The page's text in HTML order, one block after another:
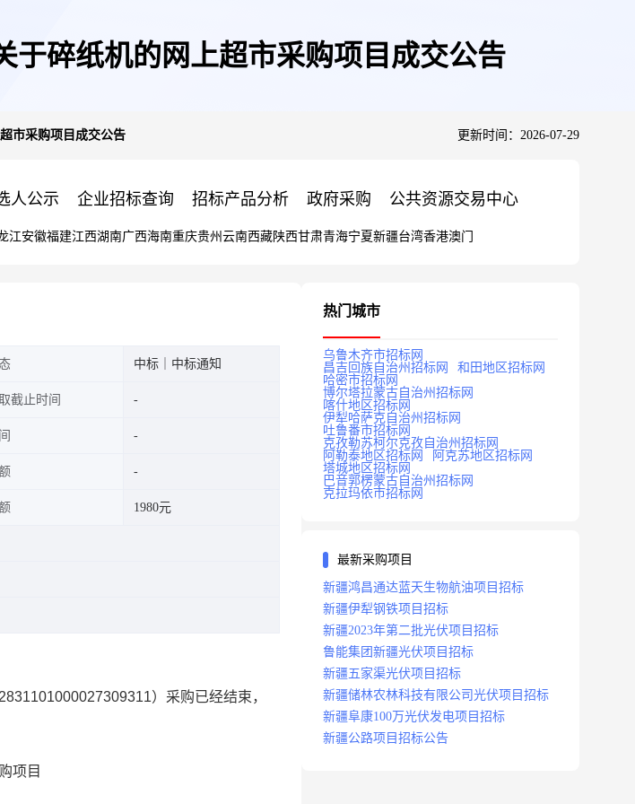
于碎纸机的网上超市采购项目成交公告
市采购项目成交公告 更新时间：2026-07-29
人公示 企业招标查询 招标产品分析 政府采购 公共资源交易中心
江安徽福建江西湖南广西海南重庆贵州 云南西藏陕西甘肃青海宁夏新疆台湾香港澳门
中标｜中标通知
截止时间
1980元
2831101000027309311）采购已经结束，
项目
热门城市
乌鲁木齐市招标网
昌吉回族自治州招标网
和田地区招标网
哈密市招标网
博尔塔拉蒙古自治州招标网
喀什地区招标网
伊犁哈萨克自治州招标网
吐鲁番市招标网
克孜勒苏柯尔克孜自治州招标网
阿勒泰地区招标网
阿克苏地区招标网
塔城地区招标网
巴音郭楞蒙古自治州招标网
克拉玛依市招标网
最新采购项目
新疆鸿昌通达蓝天生物航油项目招标
新疆伊犁钢铁项目招标
新疆2023年第二批光伏项目招标
鲁能集团新疆光伏项目招标
新疆五家渠光伏项目招标
新疆储林农林科技有限公司光伏项目招标
新疆阜康100万光伏发电项目招标
新疆公路项目招标公告